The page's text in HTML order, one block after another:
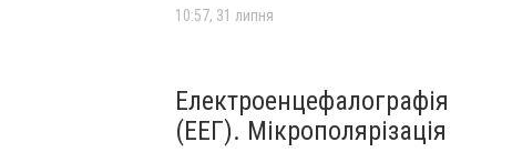
10:57, 31 липня
Електроенцефалографія
(ЕЕГ). Мікрополярізація